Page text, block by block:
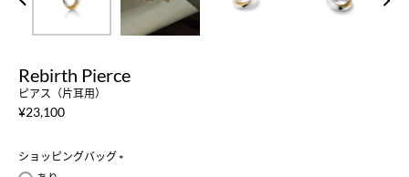
NEXT
Rebirth Pierce
ピアス（片耳用）
¥23,100
ショッピングバッグ